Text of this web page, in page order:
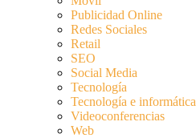
Publicidad Online
Redes Sociales
Retail
SEO
Social Media
Tecnología
Tecnología e informática
Videoconferencias
Web